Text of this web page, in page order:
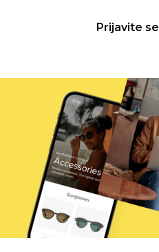
Prijavite se